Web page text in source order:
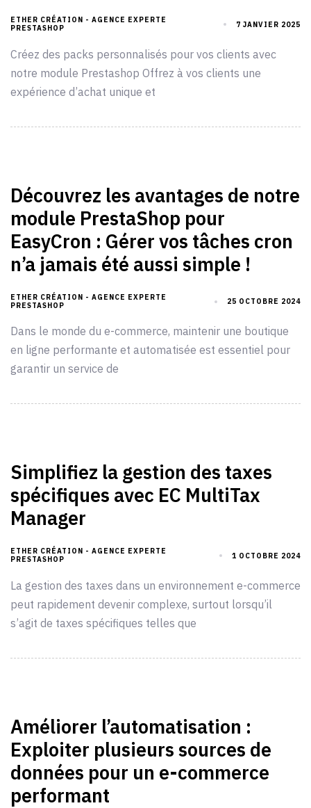
ETHER CRÉATION - AGENCE EXPERTE
PRESTASHOP
7 JANVIER 2025
Créez des packs personnalisés pour vos clients avec
notre module Prestashop Offrez à vos clients une
expérience d’achat unique et
Découvrez les avantages de notre
module PrestaShop pour
EasyCron : Gérer vos tâches cron
n’a jamais été aussi simple !
ETHER CRÉATION - AGENCE EXPERTE
PRESTASHOP
25 OCTOBRE 2024
Dans le monde du e-commerce, maintenir une boutique
en ligne performante et automatisée est essentiel pour
garantir un service de
Simplifiez la gestion des taxes
spécifiques avec EC MultiTax
Manager
ETHER CRÉATION - AGENCE EXPERTE
PRESTASHOP
1 OCTOBRE 2024
La gestion des taxes dans un environnement e-commerce
peut rapidement devenir complexe, surtout lorsqu’il
s’agit de taxes spécifiques telles que
Améliorer l’automatisation :
Exploiter plusieurs sources de
données pour un e-commerce
performant